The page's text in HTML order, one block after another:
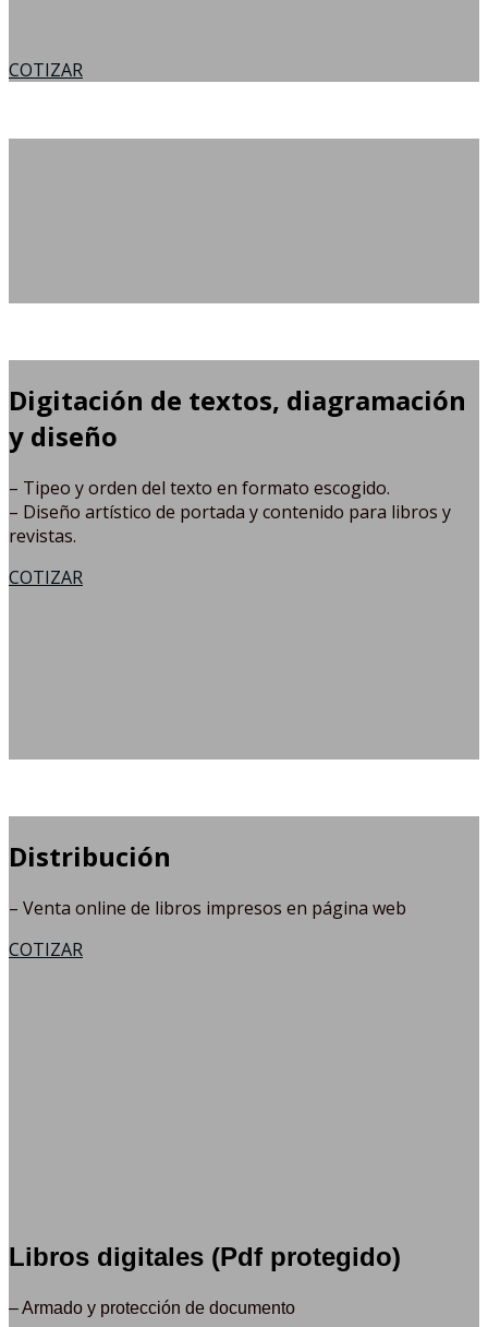
COTIZAR
Digitación de textos, diagramación
y diseño
– Tipeo y orden del texto en formato escogido.
– Diseño artístico de portada y contenido para libros y
revistas.
COTIZAR
Distribución
– Venta online de libros impresos en página web
COTIZAR
Libros digitales (Pdf protegido)
– Armado y protección de documento